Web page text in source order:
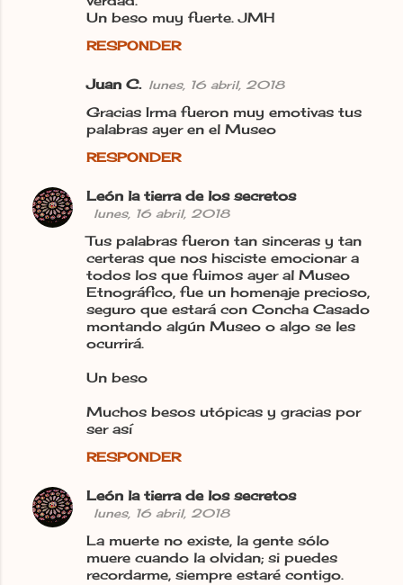
Un beso muy fuerte. JMH
RESPONDER
Juan C. lunes, 16 abril, 2018
Gracias Irma fueron muy emotivas tus
palabras ayer en el Museo
RESPONDER
León la tierra de los secretos
lunes, 16 abril, 2018
Tus palabras fueron tan sinceras y tan
certeras que nos hisciste emocionar a
todos los que fuimos ayer al Museo
Etnográfico, fue un homenaje precioso,
seguro que estará con Concha Casado
montando algún Museo o algo se les
ocurrirá.
Un beso
Muchos besos utópicas y gracias por
ser así
RESPONDER
León la tierra de los secretos
lunes, 16 abril, 2018
La muerte no existe, la gente sólo
muere cuando la olvidan; si puedes
recordarme, siempre estaré contigo.